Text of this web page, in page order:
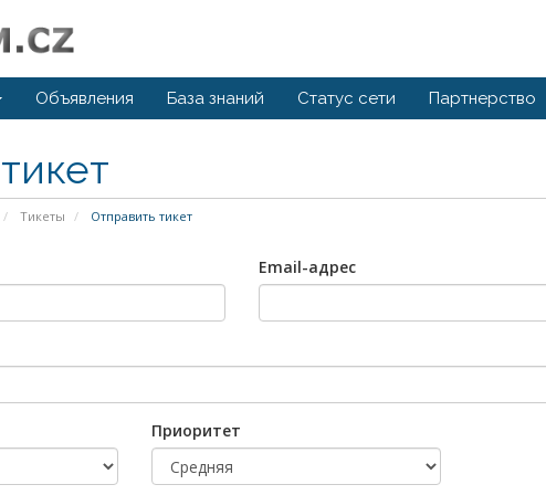
Объявления База знаний Статус сети Партнерство
Тикеты Отправить тикет
Email-адрес
Приоритет